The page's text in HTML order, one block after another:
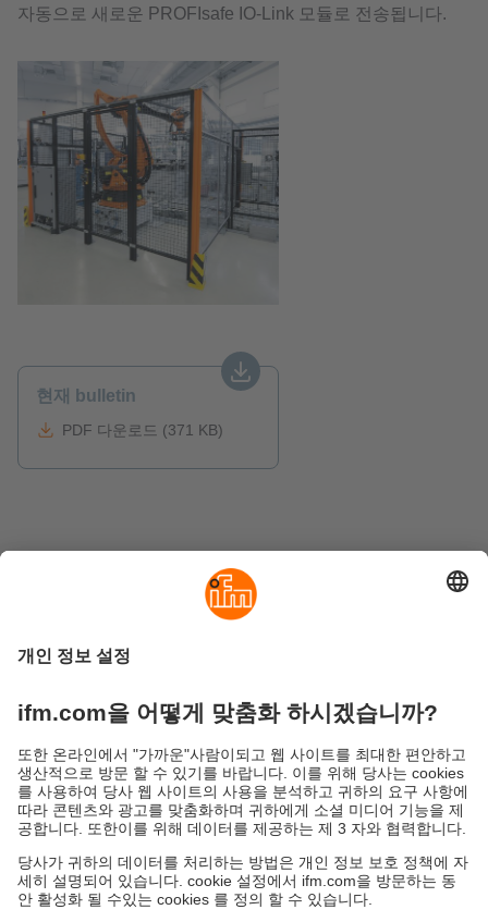
자동으로 새로운 PROFIsafe IO-Link 모듈로 전송됩니다.
현재 bulletin
PDF 다운로드 (371 KB)
M12 소켓, 연결 케이블 2.5 mm2, L 코드
이용약관
Warranty 정책
Responsible Disclosure
Cookies